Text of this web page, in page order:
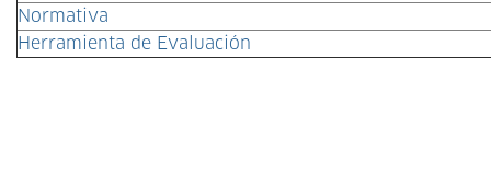
Normativa
Herramienta de Evaluación